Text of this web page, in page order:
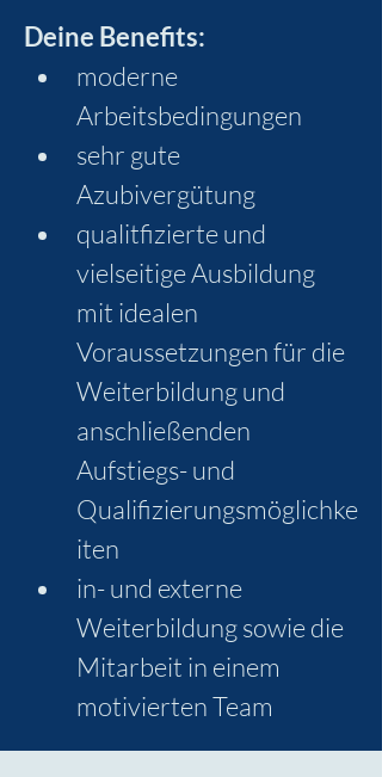
Deine Benefits:
moderne
Arbeitsbedingungen
sehr gute
Azubivergütung
qualitfizierte und
vielseitige Ausbildung
mit idealen
Voraussetzungen für die
Weiterbildung und
anschließenden
Aufstiegs- und
Qualifizierungsmöglichke
iten
in- und externe
Weiterbildung sowie die
Mitarbeit in einem
motivierten Team